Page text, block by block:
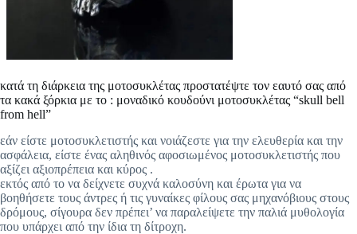
κατά τη διάρκεια της μοτοσυκλέτας προστατέψτε τον εαυτό σας από
τα κακά ξόρκια με το : μοναδικό κουδούνι μοτοσυκλέτας “skull bell
from hell”
εάν είστε μοτοσυκλετιστής και νοιάζεστε για την ελευθερία και την
ασφάλεια, είστε ένας αληθινός αφοσιωμένος μοτοσυκλετιστής που
αξίζει αξιοπρέπεια και κύρος .
εκτός από το να δείχνετε συχνά καλοσύνη και έρωτα για να
βοηθήσετε τους άντρες ή τις γυναίκες φίλους σας μηχανόβιους στους
δρόμους, σίγουρα δεν πρέπει’ να παραλείψετε την παλιά μυθολογία
που υπάρχει από την ίδια τη δίτροχη.